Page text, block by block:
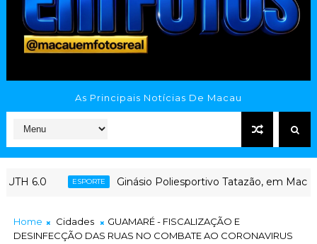
As Principais Notícias De Macau
6.0 ESPORTE Ginásio Poliesportivo Tatazão, em Macau
Home Cidades
GUAMARÉ - FISCALIZAÇÃO E
DESINFECÇÃO DAS RUAS NO COMBATE AO CORONAVIRUS